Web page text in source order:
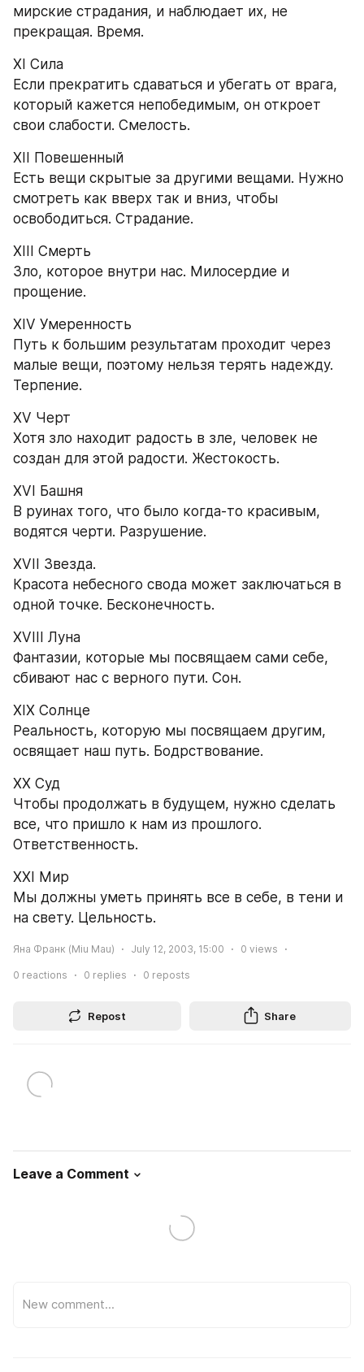
мирские страдания, и наблюдает их, не
прекращая. Время.
XI Сила
Если прекратить сдаваться и убегать от врага,
который кажется непобедимым, он откроет
свои слабости. Смелость.
XII Повешенный
Есть вещи скрытые за другими вещами. Нужно
смотреть как вверх так и вниз, чтобы
освободиться. Страдание.
XIII Смерть
Зло, которое внутри нас. Милосердие и
прощение.
XIV Умеренность
Путь к большим результатам проходит через
малые вещи, поэтому нельзя терять надежду.
Терпение.
XV Черт
Хотя зло находит радость в зле, человек не
создан для этой радости. Жестокость.
XVI Башня
В руинах того, что было когда-то красивым,
водятся черти. Разрушение.
XVII Звезда.
Красота небесного свода может заключаться в
одной точке. Бесконечность.
XVIII Луна
Фантазии, которые мы посвящаем сами себе,
сбивают нас с верного пути. Сон.
XIX Солнце
Реальность, которую мы посвящаем другим,
освящает наш путь. Бодрствование.
XX Суд
Чтобы продолжать в будущем, нужно сделать
все, что пришло к нам из прошлого.
Ответственность.
XXI Мир
Мы должны уметь принять все в себе, в тени и
на свету. Цельность.
Яна Франк (Miu Mau) July 12, 2003, 15:00 0 views
0 reactions 0 replies 0 reposts
Repost Share
Leave a Comment